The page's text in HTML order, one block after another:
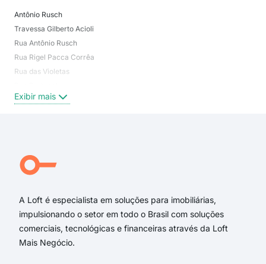
Antônio Rusch
Travessa Gilberto Acioli
Rua Antônio Rusch
Rua Rigel Pacca Corrêa
Rua das Violetas
Rua Expedicionário José Pessoto Sobrinho
Rua Antônio Alves Belmont
rua das violetas
Exibir mais
A Loft é especialista em soluções para imobiliárias,
impulsionando o setor em todo o Brasil com soluções
comerciais, tecnológicas e financeiras através da Loft
Mais Negócio.